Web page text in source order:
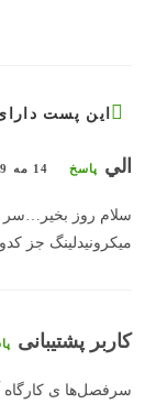
این پست دارای 29 دیدگاه
الي پاسخ 14 مه 2019
سلام روز بخير…سر
ميكرونيدلينگ جز
کاربر پشتیبانی
سرفصل‌ها ی کارگاه